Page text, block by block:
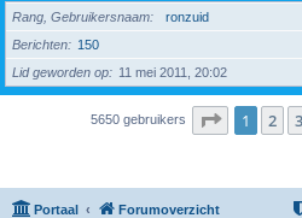
Rang, Gebruikersnaam
ronzuid
Berichten
150
Lid geworden op
11 mei 2011, 20:02
5650 gebruikers Pagina
1 2 3
Portaal Forumoverzicht